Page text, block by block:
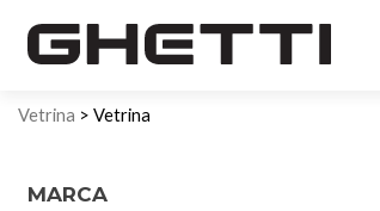
Vetrina > Vetrina
MARCA